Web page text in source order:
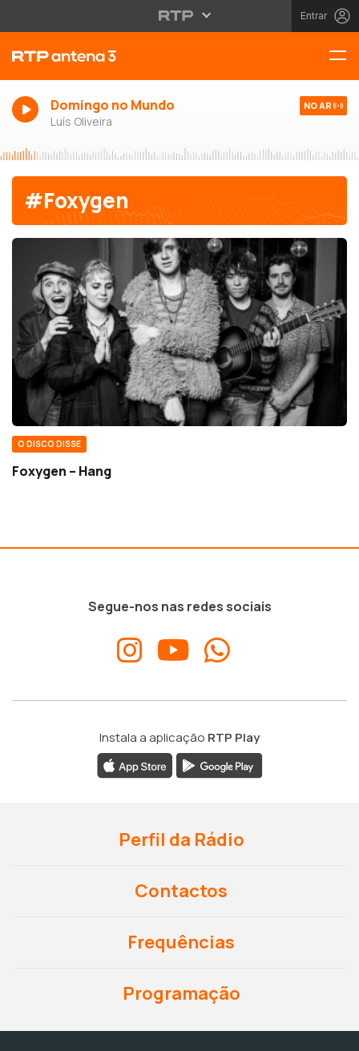
Entrar
Domingo no Mundo
Luís Oliveira
NO AR
#Foxygen
O DISCO DISSE
Foxygen – Hang
Segue-nos nas redes sociais
Instala a aplicação RTP Play
Perfil da Rádio
Contactos
Frequências
Programação